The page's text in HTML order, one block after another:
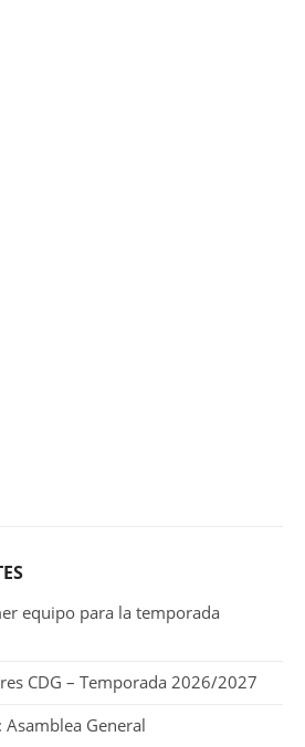
equipo para la temporada
CDG – Temporada 2026/2027
General